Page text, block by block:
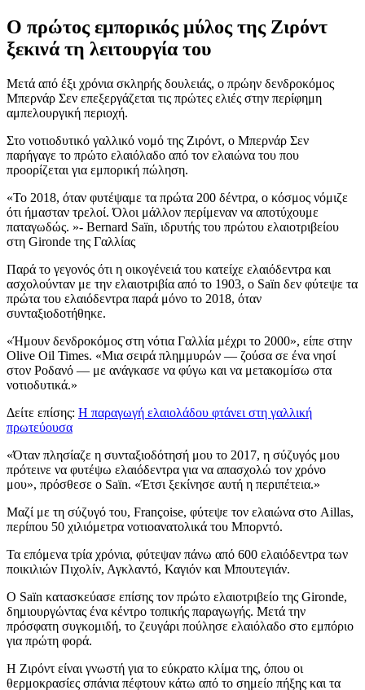
Ο πρώτος εμπορικός μύλος της Ζιρόντ
ξεκινά τη λειτουργία του
Μετά από έξι χρόνια σκληρής δουλειάς, ο πρώην δενδροκόμος
Μπερνάρ Σεν επεξεργάζεται τις πρώτες ελιές στην περίφημη
αμπελουργική περιοχή.
Στο νοτιοδυτικό γαλλικό νομό της Ζιρόντ, ο Μπερνάρ Σεν
παρήγαγε το πρώτο ελαιόλαδο από τον ελαιώνα του που
προορίζεται για εμπορική πώληση.
Το 2018, όταν φυτέψαμε τα πρώτα 200 δέντρα, ο κόσμος νόμιζε
ότι ήμασταν τρελοί. Όλοι μάλλον περίμεναν να αποτύχουμε
παταγωδώς.
- Bernard Saïn, ιδρυτής του πρώτου ελαιοτριβείου
στη Gironde της Γαλλίας
Παρά το γεγονός ότι η οικογένειά του κατείχε ελαιόδεντρα και
ασχολούνταν με την ελαιοτριβία από το 1903, ο Saïn δεν φύτεψε τα
πρώτα του ελαιόδεντρα παρά μόνο το 2018, όταν
συνταξιοδοτήθηκε.
«Ήμουν δενδροκόμος στη νότια Γαλλία μέχρι το 2000», είπε στην
Olive Oil Times. «Μια σειρά πλημμυρών — ζούσα σε ένα νησί
στον Ροδανό — με ανάγκασε να φύγω και να μετακομίσω στα
νοτιοδυτικά.»
Δείτε επίσης: Η παραγωγή ελαιολάδου φτάνει στη γαλλική
πρωτεύουσα
«Όταν πλησίαζε η συνταξιοδότησή μου το 2017, η σύζυγός μου
πρότεινε να φυτέψω ελαιόδεντρα για να απασχολώ τον χρόνο
μου», πρόσθεσε ο Saïn. «Έτσι ξεκίνησε αυτή η περιπέτεια.»
Μαζί με τη σύζυγό του, Françoise, φύτεψε τον ελαιώνα στο Aillas,
περίπου 50 χιλιόμετρα νοτιοανατολικά του Μπορντό.
Τα επόμενα τρία χρόνια, φύτεψαν πάνω από 600 ελαιόδεντρα των
ποικιλιών Πιχολίν, Αγκλαντό, Καγιόν και Μπουτεγιάν.
Ο Saïn κατασκεύασε επίσης τον πρώτο ελαιοτριβείο της Gironde,
δημιουργώντας ένα κέντρο τοπικής παραγωγής. Μετά την
πρόσφατη συγκομιδή, το ζευγάρι πούλησε ελαιόλαδο στο εμπόριο
για πρώτη φορά.
Η Ζιρόντ είναι γνωστή για το εύκρατο κλίμα της, όπου οι
θερμοκρασίες σπάνια πέφτουν κάτω από το σημείο πήξης και τα